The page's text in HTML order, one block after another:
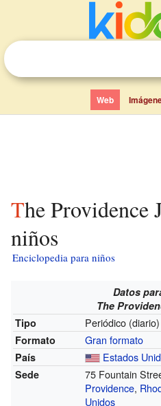
Web
The Providence Journal para
niños
Enciclopedia para niños
Datos
The
Tipo
Periódico (diario)
Formato Gran formato
País Estados
Sede
75 Fountain
Providence,
Unidos